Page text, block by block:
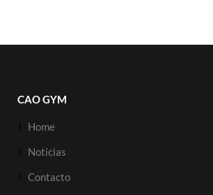
CAO GYM
Home
Noticias
Contacto